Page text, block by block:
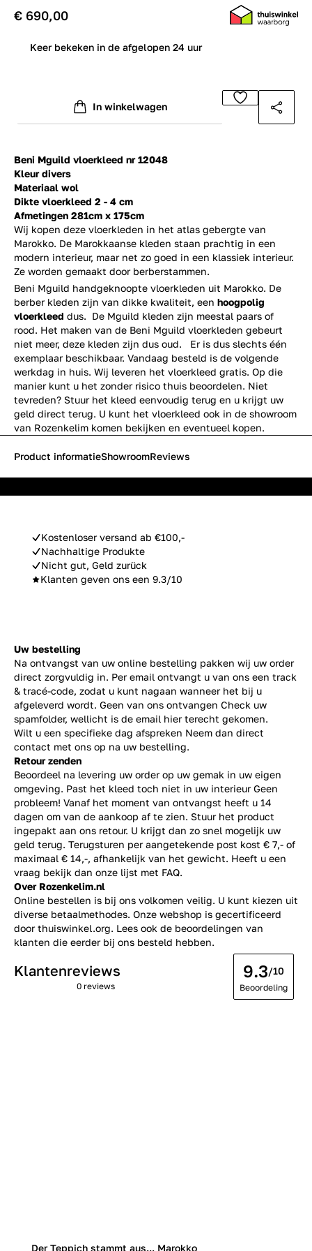
Beni Mguild vloerkleed nr 12048
Kleur divers
Materiaal wol
Dikte vloerkleed 2 - 4 cm
Afmetingen 281cm x 175cm
Wij kopen deze vloerkleden in het atlas gebergte van
Marokko. De Marokkaanse kleden staan prachtig in een
modern interieur, maar net zo goed in een klassiek interieur.
Ze worden gemaakt door berberstammen.
€ 690,00
Keer bekeken in de afgelopen 24 uur
In winkelwagen
Beni Mguild handgeknoopte vloerkleden uit Marokko. De
berber kleden zijn van dikke kwaliteit, een hoogpolig
vloerkleed dus. De Mguild kleden zijn meestal paars of
rood. Het maken van de Beni Mguild vloerkleden gebeurt
niet meer, deze kleden zijn dus oud. Er is dus slechts één
exemplaar beschikbaar. Vandaag besteld is de volgende
werkdag in huis. Wij leveren het vloerkleed gratis. Op die
manier kunt u het zonder risico thuis beoordelen. Niet
tevreden? Stuur het kleed eenvoudig terug en u krijgt uw
geld direct terug. U kunt het vloerkleed ook in de showroom
van Rozenkelim komen bekijken en eventueel kopen.
Kostenloser versand ab €100,-
Nachhaltige Produkte
Nicht gut, Geld zurück
Klanten geven ons een 9.3/10
Product informatieShowroomReviews
Uw bestelling
Na ontvangst van uw online bestelling pakken wij uw order
direct zorgvuldig in. Per email ontvangt u van ons een track
& tracé-code, zodat u kunt nagaan wanneer het bij u
afgeleverd wordt. Geen van ons ontvangen Check uw
spamfolder, wellicht is de email hier terecht gekomen.
Wilt u een specifieke dag afspreken Neem dan direct
contact met ons op na uw bestelling.
Retour zenden
Beoordeel na levering uw order op uw gemak in uw eigen
omgeving. Past het kleed toch niet in uw interieur Geen
probleem! Vanaf het moment van ontvangst heeft u 14
dagen om van de aankoop af te zien. Stuur het product
ingepakt aan ons retour. U krijgt dan zo snel mogelijk uw
geld terug. Terugsturen per aangetekende post kost € 7,- of
maximaal € 14,-, afhankelijk van het gewicht. Heeft u een
vraag bekijk dan onze lijst met FAQ.
Over Rozenkelim.nl
Online bestellen is bij ons volkomen veilig. U kunt kiezen uit
diverse betaalmethodes. Onze webshop is gecertificeerd
door thuiswinkel.org. Lees ook de beoordelingen van
klanten die eerder bij ons besteld hebben.
Der Teppich stammt aus... Marokko
Klantenreviews
0 reviews
9.3/10
Beoordeling